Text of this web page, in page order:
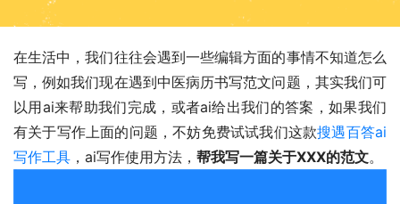
在生活中，我们往往会遇到一些编辑方面的事情不知道怎么
写，例如我们现在遇到中医病历书写范文问题，其实我们可
以用ai来帮助我们完成，或者ai给出我们的答案，如果我们
有关于写作上面的问题，不妨免费试试我们这款搜遇百答ai
写作工具 ，ai写作使用方法， 帮我写一篇关于XXX的范文。